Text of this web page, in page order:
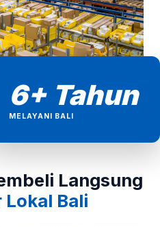
6+ Tahun
MELAYANI BALI
Langsung
Bali